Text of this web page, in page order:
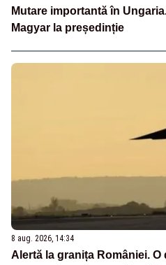
Mutare importantă în
Magyar la președinție
8 aug. 2026, 14:34
Alertă la granița României.